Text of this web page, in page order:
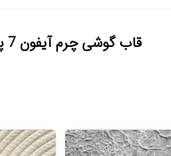
قاب گوشی چرم آیفون 7 پلاس